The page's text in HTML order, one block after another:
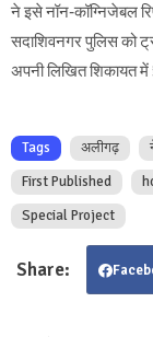
ने इसे नॉन-कॉग्निजेबल
सदाशिवनगर पुलिस को
अपनी लिखित शिकायत में
Tags अलीगढ़
First Published
Special Project